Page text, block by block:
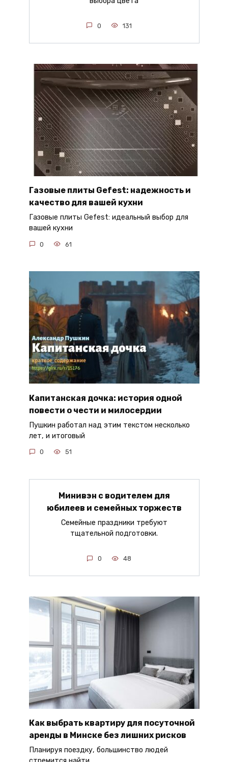
0 131
Газовые плиты Gefest: надежность и
качество для вашей кухни
Газовые плиты Gefest: идеальный выбор для
вашей кухни
0 61
Капитанская дочка: история одной
повести о чести и милосердии
Пушкин работал над этим текстом несколько
лет, и итоговый
0 51
Минивэн с водителем для
юбилеев и семейных торжеств
Семейные праздники требуют
тщательной подготовки.
0 48
Как выбрать квартиру для посуточной
аренды в Минске без лишних рисков
Планируя поездку, большинство людей